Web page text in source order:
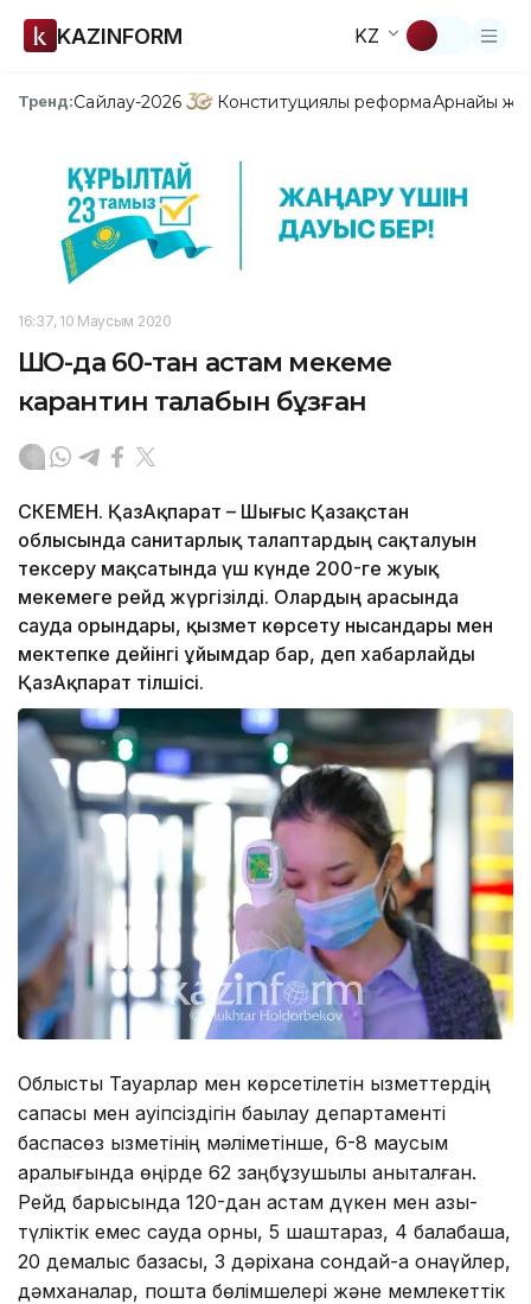
KAZINFORM KZ
Тренд:Сайлау-2026 Конституциялық реформаАрнайы
16:37, 10 Маусым 2020
ШҚО-да 60-тан астам мекеме
карантин талабын бұзған
ӨСКЕМЕН. ҚазАқпарат – Шығыс Қазақстан
облысында санитарлық талаптардың сақталуын
тексеру мақсатында үш күнде 200-ге жуық
мекемеге рейд жүргізілді. Олардың арасында
сауда орындары, қызмет көрсету нысандары мен
мектепке дейінгі ұйымдар бар, деп хабарлайды
ҚазАқпарат тілшісі.
Облыстық Тауарлар мен көрсетілетін қызметтердің
сапасы мен қауіпсіздігін бақылау департаменті
баспасөз қызметінің мәліметінше, 6-8 маусым
аралығында өңірде 62 заңбұзушылық анықталған.
Рейд барысында 120-дан астам дүкен мен азық-
түліктік емес сауда орны, 5 шаштараз, 4 балабақша,
20 демалыс базасы, 3 дәріхана сондай-ақ қонақүйлер,
дәмханалар, пошта бөлімшелері және мемлекеттік